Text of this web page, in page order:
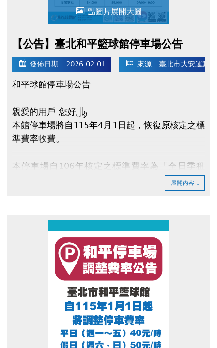
點圖片展開大圖
【公告】臺北和平籃球館停車場公告
發佈日期 : 2026.02.01 來源 : 臺北市大安運動
和平球館停車場公告
親愛的用戶 您好：
本館停車場將自115年4月1日起，恢復原核定之標
準費率收費。
本停車場自106年核定之標準費率為「全日季租
(24小時) - 每月$6,500元」，「日間季租 - 每月
$5,000元」。鑒於多年來提供停車服務及租金優
上升，為因應實際營運需求並確保服務品質，爰恢
展開內容